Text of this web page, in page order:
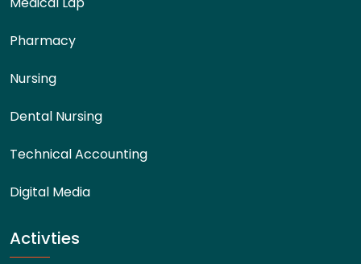
Pharmacy
Nursing
Dental Nursing
Technical Accounting
Digital Media
Activties